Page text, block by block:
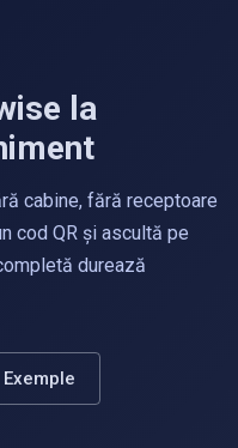
la
cabine, fără receptoare
cod QR și ascultă pe
durează